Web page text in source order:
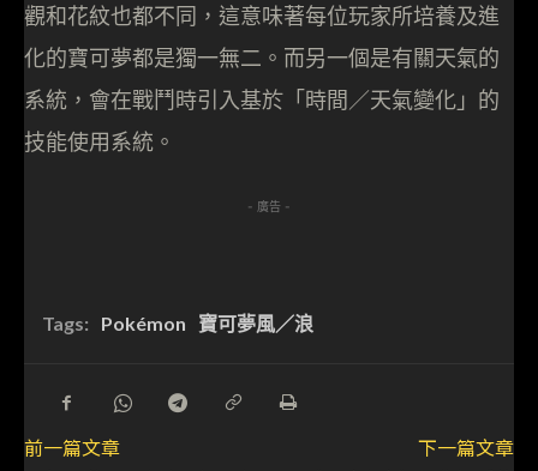
觀和花紋也都不同，這意味著每位玩家所培養及進
化的寶可夢都是獨一無二。而另一個是有關天氣的
系統，會在戰鬥時引入基於「時間／天氣變化」的
技能使用系統。
- 廣告 -
Tags: Pokémon 寶可夢風／浪
前一篇文章
下一篇文章